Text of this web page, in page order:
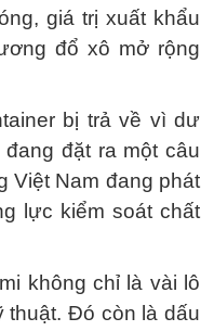
giá trị xuất khẩu
đổ xô mở rộng
bị trả về vì dư
đặt ra một câu
Việt Nam đang phát
lực kiểm soát chất
không chỉ là vài lô
thuật. Đó còn là dấu